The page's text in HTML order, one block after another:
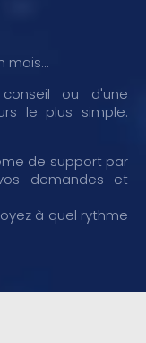
mais...
ou d'une
le plus simple.
de support par
demandes et
à quel rythme